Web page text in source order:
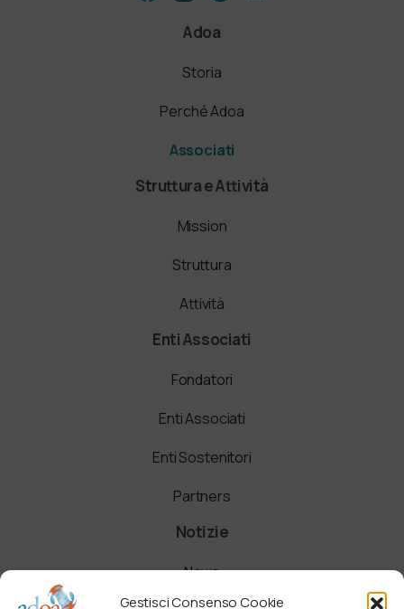
Gestisci Consenso Cookie
Adoa
Storia
Perché Adoa
Associati
Struttura e Attività
Mission
Struttura
Attività
Enti Associati
Fondatori
Enti Associati
Enti Sostenitori
Partners
Notizie
News